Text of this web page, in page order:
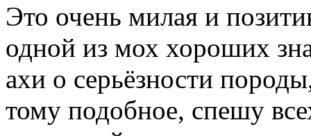
Это очень милая и
одной из мох хороших
ахи о серьёзности
тому подобное, спешу